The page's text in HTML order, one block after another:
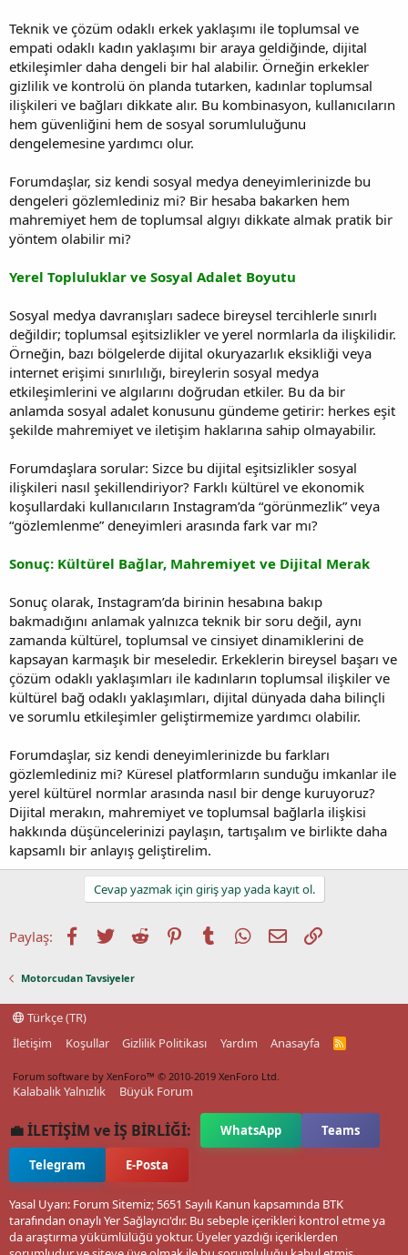
Teknik ve çözüm odaklı erkek yaklaşımı ile toplumsal ve
empati odaklı kadın yaklaşımı bir araya geldiğinde, dijital
etkileşimler daha dengeli bir hal alabilir. Örneğin erkekler
gizlilik ve kontrolü ön planda tutarken, kadınlar toplumsal
ilişkileri ve bağları dikkate alır. Bu kombinasyon, kullanıcıların
hem güvenliğini hem de sosyal sorumluluğunu
dengelemesine yardımcı olur.
Forumdaşlar, siz kendi sosyal medya deneyimlerinizde bu
dengeleri gözlemlediniz mi? Bir hesaba bakarken hem
mahremiyet hem de toplumsal algıyı dikkate almak pratik bir
yöntem olabilir mi?
Yerel Topluluklar ve Sosyal Adalet Boyutu
Sosyal medya davranışları sadece bireysel tercihlerle sınırlı
değildir; toplumsal eşitsizlikler ve yerel normlarla da ilişkilidir.
Örneğin, bazı bölgelerde dijital okuryazarlık eksikliği veya
internet erişimi sınırlılığı, bireylerin sosyal medya
etkileşimlerini ve algılarını doğrudan etkiler. Bu da bir
anlamda sosyal adalet konusunu gündeme getirir: herkes eşit
şekilde mahremiyet ve iletişim haklarına sahip olmayabilir.
Forumdaşlara sorular: Sizce bu dijital eşitsizlikler sosyal
ilişkileri nasıl şekillendiriyor? Farklı kültürel ve ekonomik
koşullardaki kullanıcıların Instagram’da “görünmezlik” veya
“gözlemlenme” deneyimleri arasında fark var mı?
Sonuç: Kültürel Bağlar, Mahremiyet ve Dijital Merak
Sonuç olarak, Instagram’da birinin hesabına bakıp
bakmadığını anlamak yalnızca teknik bir soru değil, aynı
zamanda kültürel, toplumsal ve cinsiyet dinamiklerini de
kapsayan karmaşık bir meseledir. Erkeklerin bireysel başarı ve
çözüm odaklı yaklaşımları ile kadınların toplumsal ilişkiler ve
kültürel bağ odaklı yaklaşımları, dijital dünyada daha bilinçli
ve sorumlu etkileşimler geliştirmemize yardımcı olabilir.
Forumdaşlar, siz kendi deneyimlerinizde bu farkları
gözlemlediniz mi? Küresel platformların sunduğu imkanlar ile
yerel kültürel normlar arasında nasıl bir denge kuruyoruz?
Dijital merakın, mahremiyet ve toplumsal bağlarla ilişkisi
hakkında düşüncelerinizi paylaşın, tartışalım ve birlikte daha
kapsamlı bir anlayış geliştirelim.
Cevap yazmak için giriş yap yada kayıt ol.
Paylaş: Facebook
TwitterReddit PinterestTumblrWhatsApp
E-postaLink
Motorcudan Tavsiyeler
Türkçe (TR)
İletişim
Koşullar Gizlilik Politikası Yardım Anasayfa
R
Forum software by XenForo™ © 2010-2019 XenForo Ltd.
Kalabalık Yalnızlık Büyük Forum
💼 İLETİŞİM ve İŞ BİRLİĞİ: WhatsApp Teams
Telegram E-Posta
Yasal Uyarı: Forum Sitemiz; 5651 Sayılı Kanun kapsamında BTK
tarafından onaylı Yer Sağlayıcı'dır. Bu sebeple içerikleri kontrol etme ya
da araştırma yükümlülüğü yoktur. Üyeler yazdığı içeriklerden